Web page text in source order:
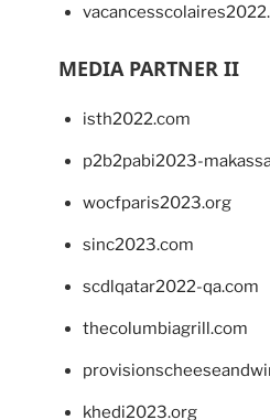
MEDIA PARTNER II
isth2022.com
p2b2pabi2023-
wocfparis2023.org
sinc2023.com
scdlqatar2022-qa.com
thecolumbiagrill.com
khedi2023.org